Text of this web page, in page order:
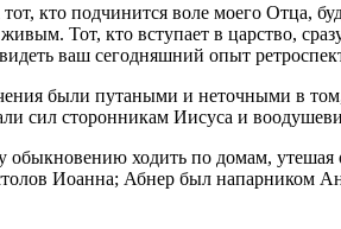
кто подчинится воле моего Отца,
Тот, кто вступает в царство,
ваш сегодняшний опыт
были путаными и неточными в
сил сторонникам Иисуса и
ходить по домам,
Иоанна; Абнер был напарником